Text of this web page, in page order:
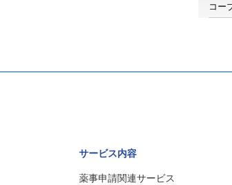
コー
サービス内容
薬事申請関連サービス